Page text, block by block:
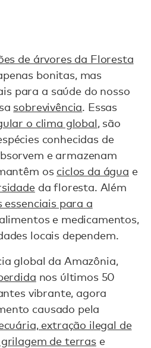
de árvores da Floresta
bonitas, mas
para a saúde do nosso
sobrevivência. Essas
o clima global, são
conhecidas de
e armazenam
os ciclos da água e
da floresta. Além
essenciais para a
e medicamentos,
locais dependem.
global da Amazônia,
nos últimos 50
vibrante, agora
causado pela
extração ilegal de
de terrase